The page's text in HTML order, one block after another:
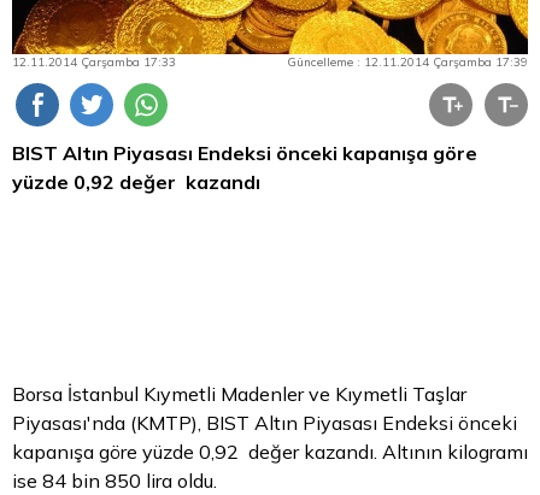
12.11.2014 Çarşamba 17:33 Güncelleme : 12.11.2014 Çarşamba 17:39
BIST Altın Piyasası Endeksi önceki kapanışa göre
yüzde 0,92 değer kazandı
Borsa İstanbul Kıymetli Madenler ve Kıymetli Taşlar
Piyasası'nda (KMTP), BIST Altın Piyasası Endeksi önceki
kapanışa göre yüzde 0,92 değer kazandı. Altının kilogramı
ise 84 bin 850 lira oldu.